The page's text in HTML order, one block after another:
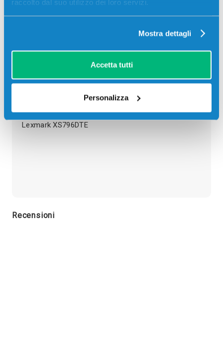
raccolto dal suo utilizzo dei loro servizi.
Mostra dettagli
Accetta tutti
Personalizza
giorni ore min
Più acquisti, più risparmi:Visita la pagina prodotto per
visualizzare l'offerta
pagine per Stampanti: Lexmark C792, Lexmark
CS796DE, Lexmark X792, Lexmark XS796DE,
Lexmark XS796DTE
Recensioni